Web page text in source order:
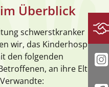
Überblick
schwerstkranker
wir, das Kinderhospiz-
den folgenden
an ihre Eltern,